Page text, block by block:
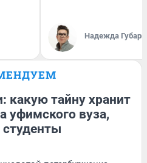
Надежда Губарь
какую тайну хранит
уфимского вуза,